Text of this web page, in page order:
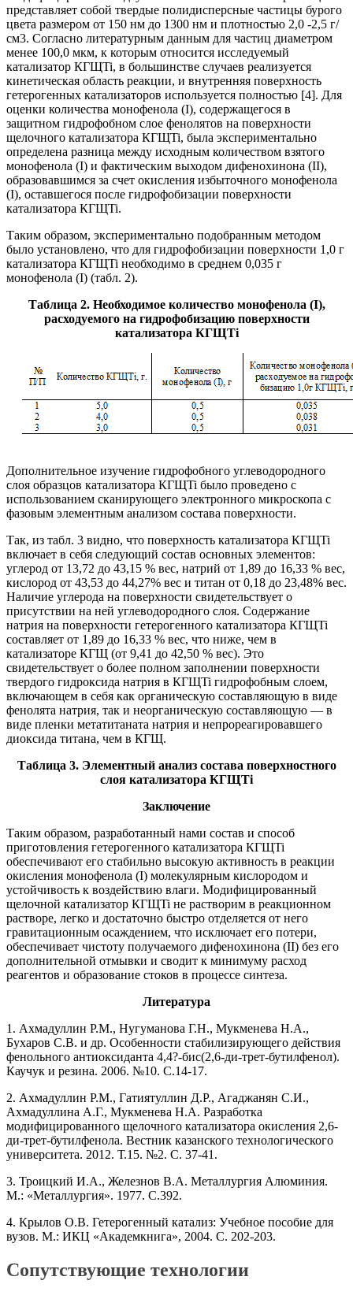
представляет собой твердые полидисперсные частицы бурого
цвета размером от 150 нм до 1300 нм и плотностью 2,0 -2,5 г/
см3. Согласно литературным данным для частиц диаметром
менее 100,0 мкм, к которым относится исследуемый
катализатор КГЩTi, в большинстве случаев реализуется
кинетическая область реакции, и внутренняя поверхность
гетерогенных катализаторов используется полностью [4]. Для
оценки количества монофенола (I), содержащегося в
защитном гидрофобном слое фенолятов на поверхности
щелочного катализатора КГЩTi, была экспериментально
определена разница между исходным количеством взятого
монофенола (I) и фактическим выходом дифенохинона (II),
образовавшимся за счет окисления избыточного монофенола
(I), оставшегося после гидрофобизации поверхности
катализатора КГЩTi.
Таким образом, экспериментально подобранным методом
было установлено, что для гидрофобизации поверхности 1,0 г
катализатора КГЩTi необходимо в среднем 0,035 г
монофенола (I) (табл. 2).
Таблица 2. Необходимое количество монофенола (I),
расходуемого на гидрофобизацию поверхности
катализатора КГЩTi
Дополнительное изучение гидрофобного углеводородного
слоя образцов катализатора КГЩTi было проведено с
использованием сканирующего электронного микроскопа с
фазовым элементным анализом состава поверхности.
Так, из табл. 3 видно, что поверхность катализатора КГЩTi
включает в себя следующий состав основных элементов:
углерод от 13,72 до 43,15 % вес, натрий от 1,89 до 16,33 % вес,
кислород от 43,53 до 44,27% вес и титан от 0,18 до 23,48% вес.
Наличие углерода на поверхности свидетельствует о
присутствии на ней углеводородного слоя. Содержание
натрия на поверхности гетерогенного катализатора КГЩTi
составляет от 1,89 до 16,33 % вес, что ниже, чем в
катализаторе КГЩ (от 9,41 до 42,50 % вес). Это
свидетельствует о более полном заполнении поверхности
твердого гидроксида натрия в КГЩTi гидрофобным слоем,
включающем в себя как органическую составляющую в виде
фенолята натрия, так и неорганическую составляющую — в
виде пленки метатитаната натрия и непрореагировавшего
диоксида титана, чем в КГЩ.
Таблица 3. Элементный анализ состава поверхностного
слоя катализатора КГЩTi
Заключение
Таким образом, разработанный нами состав и способ
приготовления гетерогенного катализатора КГЩTi
обеспечивают его стабильно высокую активность в реакции
окисления монофенола (I) молекулярным кислородом и
устойчивость к воздействию влаги. Модифицированный
щелочной катализатор КГЩTi не растворим в реакционном
растворе, легко и достаточно быстро отделяется от него
гравитационным осаждением, что исключает его потери,
обеспечивает чистоту получаемого дифенохинона (II) без его
дополнительной отмывки и сводит к минимуму расход
реагентов и образование стоков в процессе синтеза.
Литература
1. Ахмадуллин Р.М., Нугуманова Г.Н., Мукменева Н.А.,
Бухаров С.В. и др. Особенности стабилизирующего действия
фенольного антиоксиданта 4,4?-бис(2,6-ди-трет-бутилфенол).
Каучук и резина. 2006. №10. С.14-17.
2. Ахмадуллин Р.М., Гатиятуллин Д.Р., Агаджанян С.И.,
Ахмадуллина А.Г., Мукменева Н.А. Разработка
модифицированного щелочного катализатора окисления 2,6-
ди-трет-бутилфенола. Вестник казанского технологического
университета. 2012. Т.15. №2. С. 37-41.
3. Троицкий И.А., Железнов В.А. Металлургия Алюминия.
М.: «Металлургия». 1977. С.392.
4. Крылов О.В. Гетерогенный катализ: Учебное пособие для
вузов. М.: ИКЦ «Академкнига», 2004. С. 202-203.
Сопутствующие технологии